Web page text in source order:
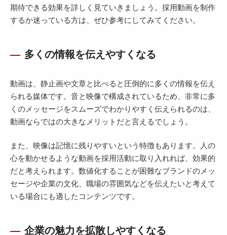
期待できる効果を詳しく見ていきましょう。採用動画を制作
するか迷っている方は、ぜひ参考にしてみてください。
多くの情報を伝えやすくなる
動画は、静止画や文章と比べると圧倒的に多くの情報を伝え
られる媒体です。音と映像で構成されているため、非常に多
くのメッセージをスムーズでわかりやすく伝えられるのは、
動画ならではの大きなメリットだと言えるでしょう。
また、映像は記憶に残りやすいという特徴もあります。人の
心を動かせるような動画を採用活動に取り入れれば、効果的
だと考えられます。数値化することが困難なブランドのメッ
セージや企業の文化、職場の雰囲気などを伝えたいと考えて
いる場合にも適したコンテンツです。
企業の魅力を拡散しやすくなる